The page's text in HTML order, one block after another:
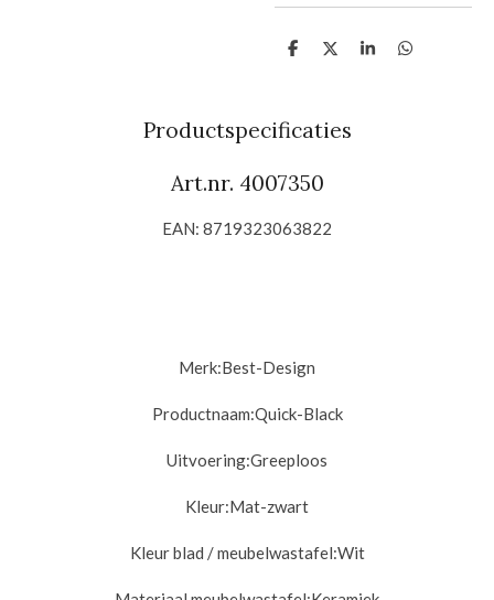
D
D
S
D
Productspecificaties
Art.nr. 4007350
EAN: 8719323063822
Merk:Best-Design
Productnaam:Quick-Black
Uitvoering:Greeploos
Kleur:Mat-zwart
Kleur blad / meubelwastafel:Wit